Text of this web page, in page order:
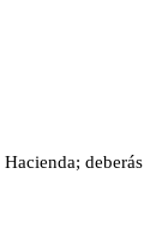
Hacienda; deberás